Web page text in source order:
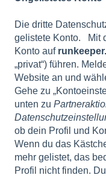
Die dritte
gelistete Konto. Mit
Konto auf
„privat“) führen.
Website an und
Gehe zu
unten zu
ob dein Profil und
Wenn du das
mehr gelistet, das
Profil nicht finden.